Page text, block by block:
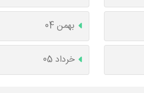
بهمن 04
خرداد 05